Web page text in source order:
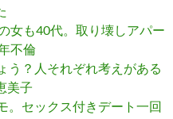
女も40代。取り壊しアパー
不倫
う？人それぞれ考えがある
美子
。セックス付きデート一回